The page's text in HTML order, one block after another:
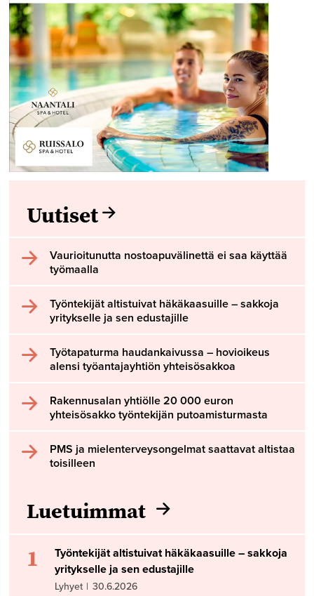
Uutiset
Vaurioitunutta nostoapuvälinettä ei saa käyttää
työmaalla
Työntekijät altistuivat häkäkaasuille – sakkoja
yritykselle ja sen edustajille
Työtapaturma haudankaivussa – hovioikeus
alensi työantajayhtiön yhteisösakkoa
Rakennusalan yhtiölle 20 000 euron
yhteisösakko työntekijän putoamisturmasta
PMS ja mielenterveysongelmat saattavat altistaa
toisilleen
Luetuimmat
1
Työntekijät altistuivat häkäkaasuille – sakkoja
yritykselle ja sen edustajille
Lyhyet | 30.6.2026